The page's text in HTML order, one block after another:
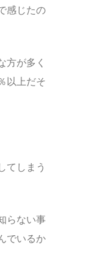
感じたの
方が多く
以上だそ
てしまう
らない事
でいるか